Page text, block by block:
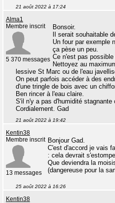
21 août 2022 à 17:24
Alma1
Membre inscrit
5 370 messages
Bonsoir.
Il serait souhaitable
Un four par exemple
ça pèse un peu.
Ce n'est pas
Nettoyez au
lessive St Marc ou de l'eau
On peut parfois accéder à des
d'une tringle de bois avec un
Ben rincer à l'eau claire.
S'il n'y a pas d'humidité stagnante
Cordialement. Gad
21 août 2022 à 19:42
Kentin38
Membre inscrit
13 messages
Bonjour Gad.
C'est d'accord je vais
: cela devrait
Que deviendra la
(dangereuse pour la
25 août 2022 à 16:26
Kentin38